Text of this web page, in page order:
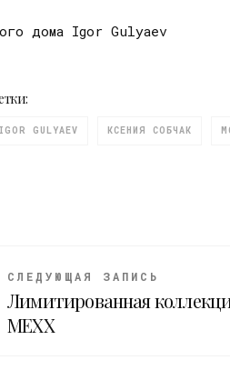
дома Igor Gulyaev
IGOR GULYAEV КСЕНИЯ СОБЧАК
СЛЕДУЮЩАЯ ЗАПИСЬ
Лимитированная
MEXX